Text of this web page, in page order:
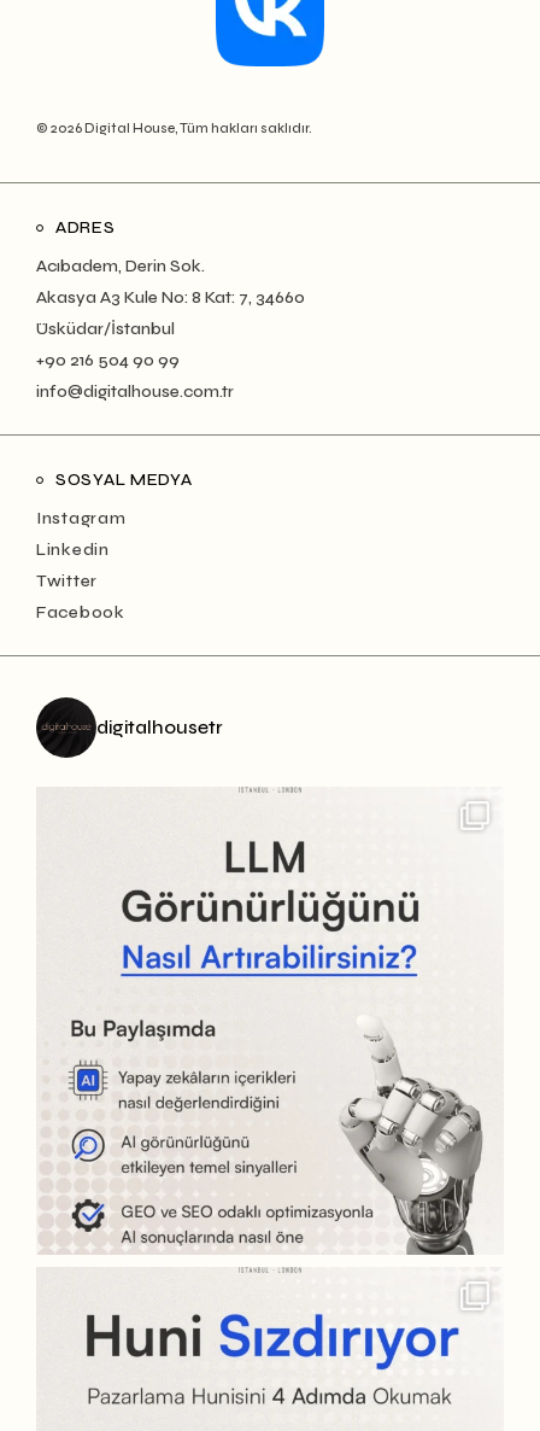
© 2026 Digital House, Tüm hakları saklıdır.
ADRES
Acıbadem, Derin Sok.
Akasya A3 Kule No: 8 Kat: 7, 34660
Üsküdar/İstanbul
+90 216 504 90 99
info@digitalhouse.com.tr
SOSYAL MEDYA
Instagram
Linkedin
Twitter
Facebook
digitalhousetr